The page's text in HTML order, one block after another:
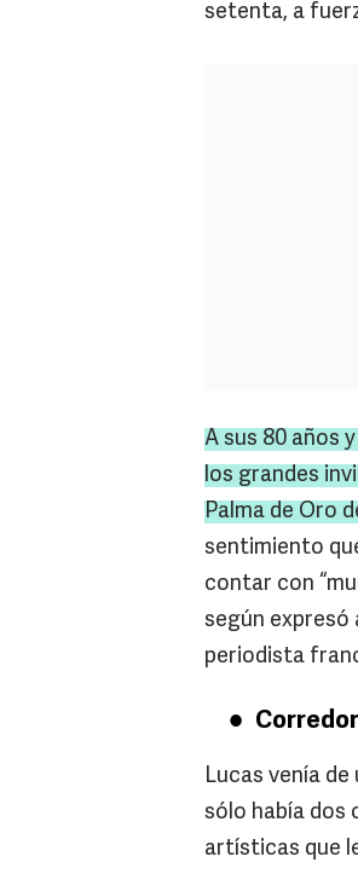
setenta, a
A sus 80 años
los grandes
Palma de Oro
sentimiento
contar con
según expresó
periodista
Lucas venía
sólo había dos
artísticas que